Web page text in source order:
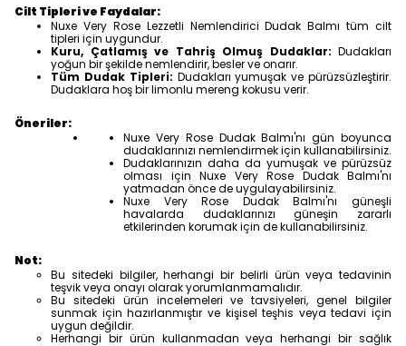
Cilt Tipleri ve Faydalar:
Nuxe Very Rose Lezzetli Nemlendirici Dudak Balmı tüm cilt
tipleri için uygundur.
Kuru, Çatlamış ve Tahriş Olmuş Dudaklar: Dudakları
yoğun bir şekilde nemlendirir, besler ve onarır.
Tüm Dudak Tipleri: Dudakları yumuşak ve pürüzsüzleştirir.
Dudaklara hoş bir limonlu mereng kokusu verir.
Öneriler:
Nuxe Very Rose Dudak Balmı'nı gün boyunca
dudaklarınızı nemlendirmek için kullanabilirsiniz.
Dudaklarınızın daha da yumuşak ve pürüzsüz
olması için Nuxe Very Rose Dudak Balmı'nı
yatmadan önce de uygulayabilirsiniz.
Nuxe Very Rose Dudak Balmı'nı güneşli
havalarda dudaklarınızı güneşin zararlı
etkilerinden korumak için de kullanabilirsiniz.
Not:
Bu sitedeki bilgiler, herhangi bir belirli ürün veya tedavinin
teşvik veya onayı olarak yorumlanmamalıdır.
Bu sitedeki ürün incelemeleri ve tavsiyeleri, genel bilgiler
sunmak için hazırlanmıştır ve kişisel teşhis veya tedavi için
uygun değildir.
Herhangi bir ürün kullanmadan veya herhangi bir sağlık